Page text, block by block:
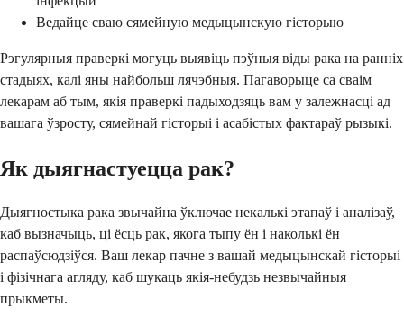
Ведайце сваю сямейную медыцынскую гісторыю
Рэгулярныя праверкі могуць выявіць пэўныя віды рака на ранніх
стадыях, калі яны найбольш лячэбныя. Пагаворыце са сваім
лекарам аб тым, якія праверкі падыходзяць вам у залежнасці ад
вашага ўзросту, сямейнай гісторыі і асабістых фактараў рызыкі.
Як дыягнастуецца рак?
Дыягностыка рака звычайна ўключае некалькі этапаў і аналізаў,
каб вызначыць, ці ёсць рак, якога тыпу ён і наколькі ён
распаўсюдзіўся. Ваш лекар пачне з вашай медыцынскай гісторыі
і фізічнага агляду, каб шукаць якія-небудзь незвычайныя
прыкметы.